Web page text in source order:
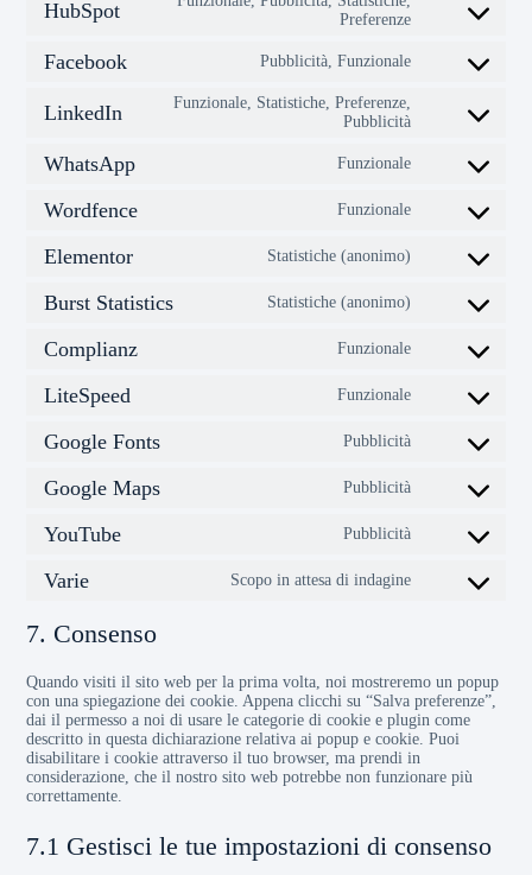
HubSpot
Preferenze
Facebook Pubblicità, Funzionale
LinkedIn
Funzionale, Statistiche, Preferenze,
Pubblicità
WhatsApp Funzionale
Wordfence Funzionale
Elementor Statistiche (anonimo)
Burst Statistics Statistiche (anonimo)
Complianz Funzionale
LiteSpeed Funzionale
Google Fonts Pubblicità
Google Maps Pubblicità
YouTube Pubblicità
Varie Scopo in attesa di indagine
7. Consenso
Quando visiti il sito web per la prima volta, noi mostreremo un popup
con una spiegazione dei cookie. Appena clicchi su “Salva preferenze”,
dai il permesso a noi di usare le categorie di cookie e plugin come
descritto in questa dichiarazione relativa ai popup e cookie. Puoi
disabilitare i cookie attraverso il tuo browser, ma prendi in
considerazione, che il nostro sito web potrebbe non funzionare più
correttamente.
7.1 Gestisci le tue impostazioni di consenso